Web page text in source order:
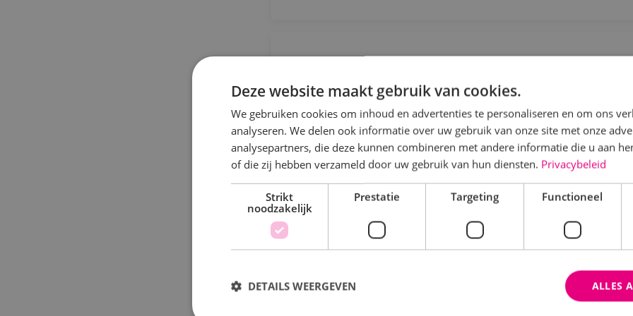
Beveiligingstechniek
Als servicemonteur of -technicus bij BINK ben je
analyseren en verhelpen van storingen aan
Bekijk vacature Direct solliciteren
Deze website maakt gebruik van cookies.
We gebruiken cookies om inhoud en advertenties te personaliseren en om ons
analyseren. We delen ook informatie over uw gebruik van onze site met onze
analysepartners, die deze kunnen combineren met andere informatie die u aan
of die zij hebben verzameld door uw gebruik van hun diensten. Privacybeleid
Strikt
noodzakelijk
Prestatie Targeting Functioneel
ALLES
DETAILS WEERGEVEN